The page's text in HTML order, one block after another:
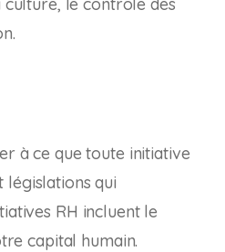
à ce que toute initiative
législations qui
RH incluent le
capital humain.